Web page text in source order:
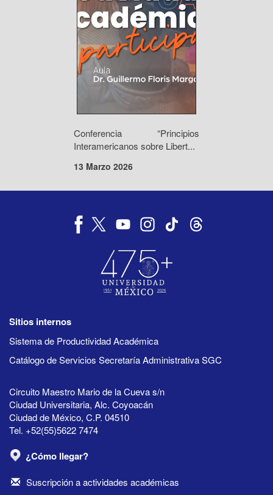
Conferencia “Principios
Interamericanos sobre Libert...
13 Marzo 2026
Sitios internos
Sistema de Productividad Académica
Catálogo de Servicios Secretaría Administrativa SGC
Circuito Maestro Mario de la Cueva s/n
Ciudad Universitaria, Alc. Coyoacán
Ciudad de México, C.P. 04510
Tel. +52(55)5622 7474
¿Cómo llegar?
Suscripción a actividades académicas